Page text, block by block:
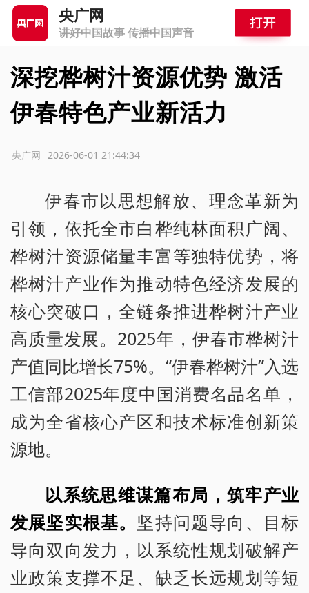
央广网
讲好中国故事 传播中国声音
深挖桦树汁资源优势 激活
伊春特色产业新活力
2026-06-01 21:44:34
央广网
伊春市以思想解放、理念革新为
引领，依托全市白桦纯林面积广阔、
桦树汁资源储量丰富等独特优势，将
桦树汁产业作为推动特色经济发展的
核心突破口，全链条推进桦树汁产业
高质量发展。2025年，伊春市桦树汁
产值同比增长75%。“伊春桦树汁”入选
工信部2025年度中国消费名品名单，
成为全省核心产区和技术标准创新策
源地。
以系统思维谋篇布局，筑牢产业
发展坚实根基。 坚持问题导向、目标
导向双向发力，以系统性规划破解产
业政策支撑不足、缺乏长远规划等短